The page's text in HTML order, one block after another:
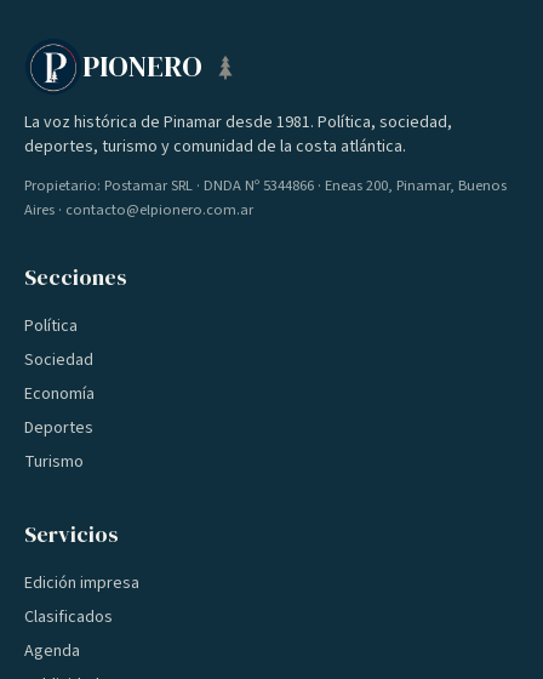
PIONERO
La voz histórica de Pinamar desde 1981. Política, sociedad,
deportes, turismo y comunidad de la costa atlántica.
Propietario: Postamar SRL · DNDA Nº 5344866 · Eneas 200, Pinamar, Buenos
Aires · contacto@elpionero.com.ar
Secciones
Política
Sociedad
Economía
Deportes
Turismo
Servicios
Edición impresa
Clasificados
Agenda